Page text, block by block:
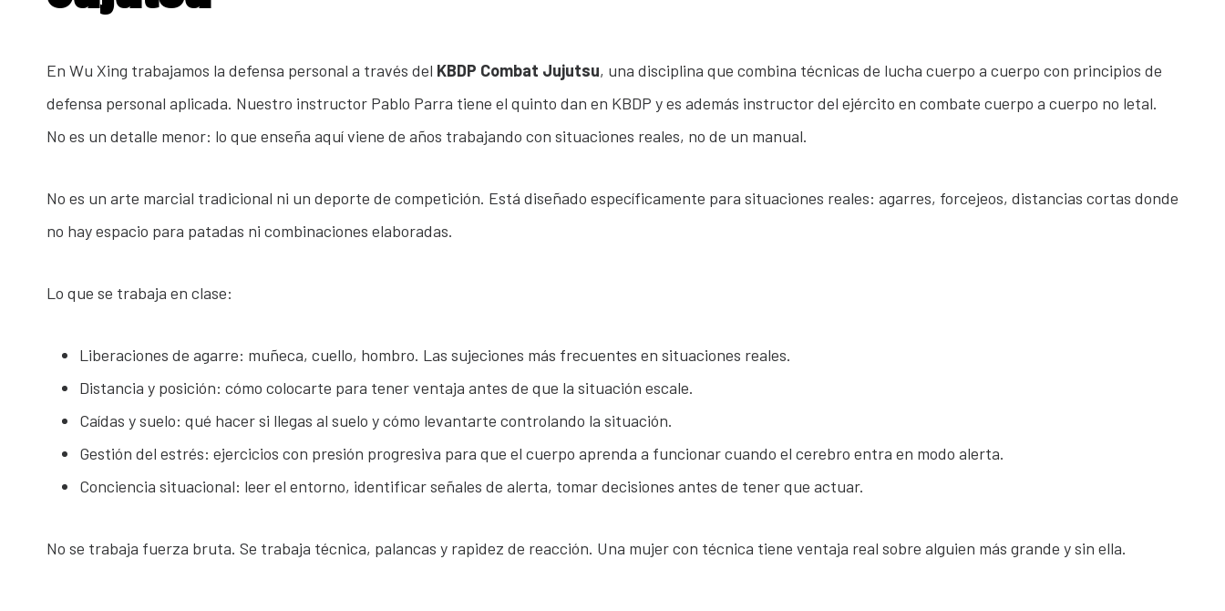
En Wu Xing trabajamos la defensa personal a través del KBDP Combat Jujutsu, una disciplina que combina técnicas de lucha cuerpo a cuerpo con principios de
defensa personal aplicada. Nuestro instructor Pablo Parra tiene el quinto dan en KBDP y es además instructor del ejército en combate cuerpo a cuerpo no letal.
No es un detalle menor: lo que enseña aquí viene de años trabajando con situaciones reales, no de un manual.
No es un arte marcial tradicional ni un deporte de competición. Está diseñado específicamente para situaciones reales: agarres, forcejeos, distancias cortas donde
no hay espacio para patadas ni combinaciones elaboradas.
Lo que se trabaja en clase:
Liberaciones de agarre: muñeca, cuello, hombro. Las sujeciones más frecuentes en situaciones reales.
Distancia y posición: cómo colocarte para tener ventaja antes de que la situación escale.
Caídas y suelo: qué hacer si llegas al suelo y cómo levantarte controlando la situación.
Gestión del estrés: ejercicios con presión progresiva para que el cuerpo aprenda a funcionar cuando el cerebro entra en modo alerta.
Conciencia situacional: leer el entorno, identificar señales de alerta, tomar decisiones antes de tener que actuar.
No se trabaja fuerza bruta. Se trabaja técnica, palancas y rapidez de reacción. Una mujer con técnica tiene ventaja real sobre alguien más grande y sin ella.